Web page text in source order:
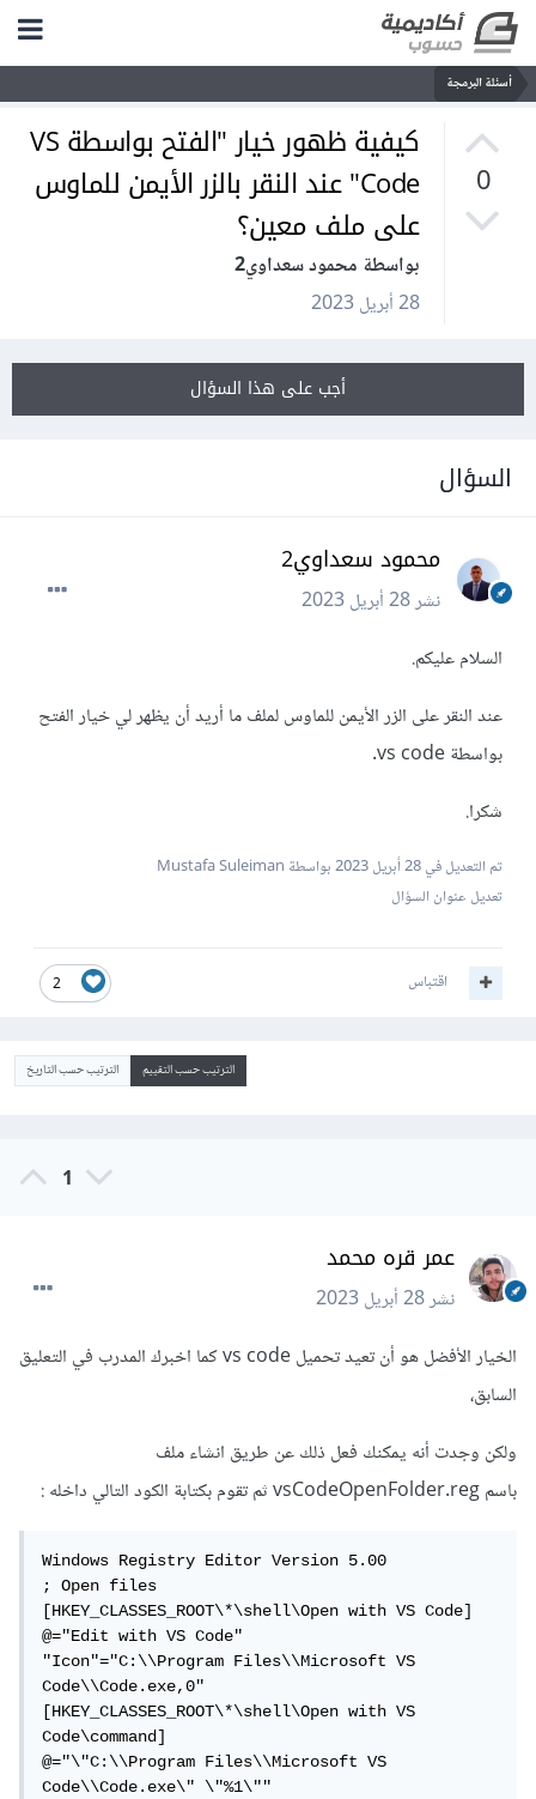
أسئلة البرمجة
0
كيفية ظهور خيار "الفتح بواسطة VS
Code" عند النقر بالزر الأيمن للماوس
على ملف معين؟
بواسطة محمود سعداوي2
28 أبريل 2023
أجب على هذا السؤال
السؤال
محمود سعداوي2
نشر28 أبريل 2023
السلام عليكم.
عند النقر على الزر الأيمن للماوس لملف ما أريد أن يظهر لي خيار الفتح
بواسطة vs code.
شكرا.
تم التعديل في28 أبريل 2023
بواسطة Mustafa Suleiman
تعديل عنوان السؤال
2 اقتباس
الترتيب حسب التقييم الترتيب حسب التاريخ
1
عمر قره محمد
نشر28 أبريل 2023
الخيار الأفضل هو أن تعيد تحميل vs code كما اخبرك المدرب في التعليق
السابق،
ولكن وجدت أنه يمكنك فعل ذلك عن طريق انشاء ملف
باسم vsCodeOpenFolder.reg ثم تقوم بكتابة الكود التالي داخله
Windows Registry Editor Version 5.00
; Open files
[HKEY_CLASSES_ROOT\*\shell\Open with VS Code]
@="Edit with VS Code"
"Icon"="C:\\Program Files\\Microsoft VS
Code\\Code.exe,0"
[HKEY_CLASSES_ROOT\*\shell\Open with VS
Code\command]
@="\"C:\\Program Files\\Microsoft VS
Code\\Code.exe\" \"%1\""